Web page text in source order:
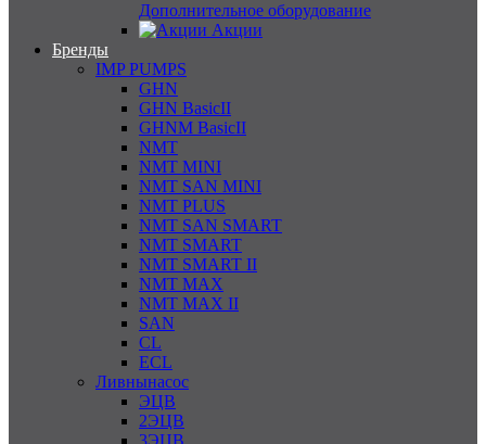
Дополнительное оборудование
Акции
Бренды
IMP PUMPS
GHN
GHN BasicII
GHNM BasicII
NMT
NMT MINI
NMT SAN MINI
NMT PLUS
NMT SAN SMART
NMT SMART
NMT SMART II
NMT MAX
NMT MAX II
SAN
CL
ECL
Ливнынасос
ЭЦВ
2ЭЦВ
3ЭЦВ